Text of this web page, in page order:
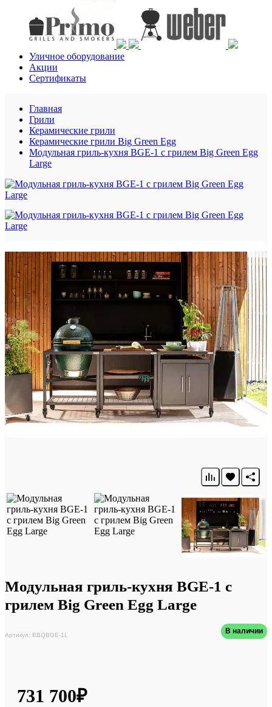
Уличное оборудование
Акции
Сертификаты
Главная
Грили
Керамические грили
Керамические грили Big Green Egg
Модульная гриль-кухня BGE-1 с грилем Big Green Egg
Large
Модульная гриль-кухня BGE-1 с
грилем Big Green Egg Large
Артикул: BBQBGE-1L В наличии
731 700₽